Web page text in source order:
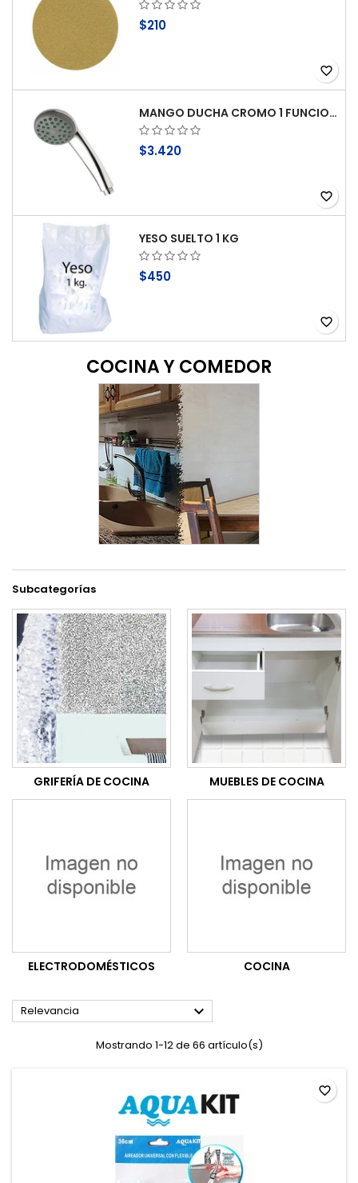
$210
favorite_border
MANGO DUCHA CROMO 1 FUNCION ANTICAL STRETTO
$3.420
favorite_border
YESO SUELTO 1 KG
$450
favorite_border
COCINA Y COMEDOR
Subcategorías
GRIFERÍA DE COCINA MUEBLES DE COCINA
ELECTRODOMÉSTICOS COCINA
Relevancia 
Mostrando 1-12 de 66 artículo(s)
favorite_border